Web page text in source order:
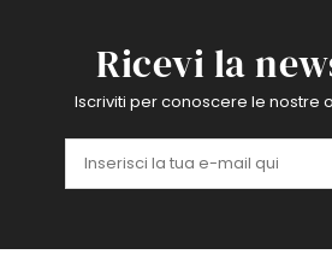
Ricevi la
Iscriviti per conoscere le nostre